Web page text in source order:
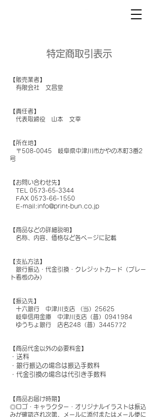
特定商取引表示
【販売業者】
有限会社 文昌堂
【責任者】
代表取締役 山本 文幸
【所在地】
〒508-0045 岐阜県中津川市かやの木町3番2
号
【お問い合わせ先】
TEL 0573-65-3344
FAX 0573-66-1550
E-mail:info@print-bun.co.jp
【商品などの詳細説明】
名称、内容、価格など各ページに記載
【支払方法】
銀行振込・代金引換・クレジットカード（プレー
ト看板のみ）
【振込先】
十六銀行 中津川支店 （当）25625
岐阜信用金庫 中津川支店（普）0941984
ゆうちょ銀行 店名248（普）3445772
【商品代金以外の必要料金】
・送料
・銀行振込の場合は振込手数料
・代金引換の場合は代引き手数料
【商品お届け時期】
◎ロゴ・キャラクター・オリジナルイラストは振込
みが確認され次第、メールに添付またはメール便に